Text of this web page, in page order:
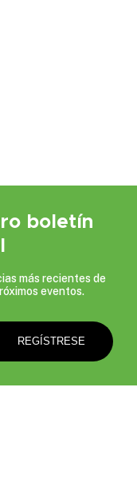
boletín
más recientes de
eventos.